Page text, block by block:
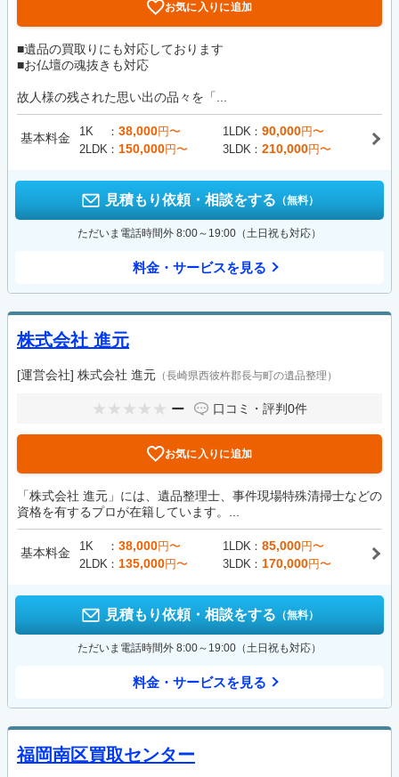
お気に入りに追加
■遺品の買取りにも対応しております
■お仏壇の魂抜きも対応
故人様の残された思い出の品々を「...
基本料金 1K 38,000円〜 1LDK 90,000円〜
2LDK
150,000円〜 3LDK 210,000円〜
見積もり依頼・相談をする （無料）
ただいま電話時間外 8:00～19:00（土日祝も対応）
料金・サービスを見る
株式会社 進元
[運営会社] 株式会社 進元 （長崎県西彼杵郡長与町の遺品整理）
ー 口コミ・評判0件
お気に入りに追加
「株式会社 進元」には、遺品整理士、事件現場特殊清掃士などの
資格を有するプロが在籍しています。...
基本料金 1K 38,000円〜 1LDK 85,000円〜
2LDK
135,000円〜 3LDK 170,000円〜
見積もり依頼・相談をする （無料）
ただいま電話時間外 8:00～19:00（土日祝も対応）
料金・サービスを見る
福岡南区買取センター